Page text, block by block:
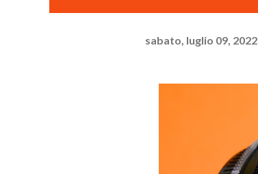
sabato, luglio 09, 2022